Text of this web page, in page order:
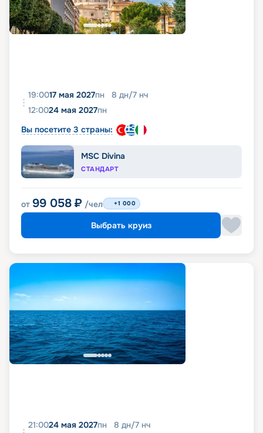
19:0017 мая 2027пн 8 дн/7 нч
12:0024 мая 2027пн
Вы посетите 3 страны:
MSC Divina
СТАНДАРТ
от 99 058 ₽ /чел +1 000
Выбрать круиз
21:0024 мая 2027пн 8 дн/7 нч